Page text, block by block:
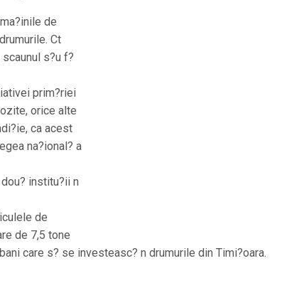
de
Ct
s?u f?
prim?riei
orice alte
ca acest
na?ional? a
institu?ii n
de
de 7,5 tone
care s? se investeasc? n drumurile din Timi?oara.